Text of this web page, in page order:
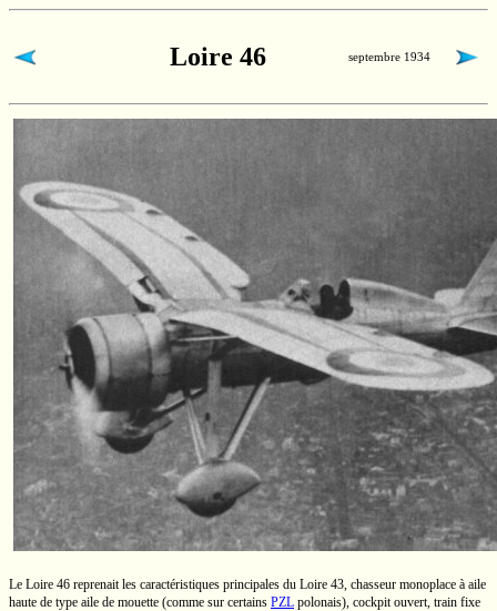
Loire 46 septembre 1934
Le Loire 46 reprenait les caractéristiques principales du Loire 43, chasseur monoplace à aile
haute de type aile de mouette (comme sur certains PZL polonais), cockpit ouvert, train fixe